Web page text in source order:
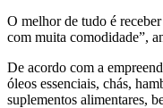
O melhor de tudo é
com muita comodidade”,
De acordo com a
óleos essenciais, chás,
suplementos alimentares,